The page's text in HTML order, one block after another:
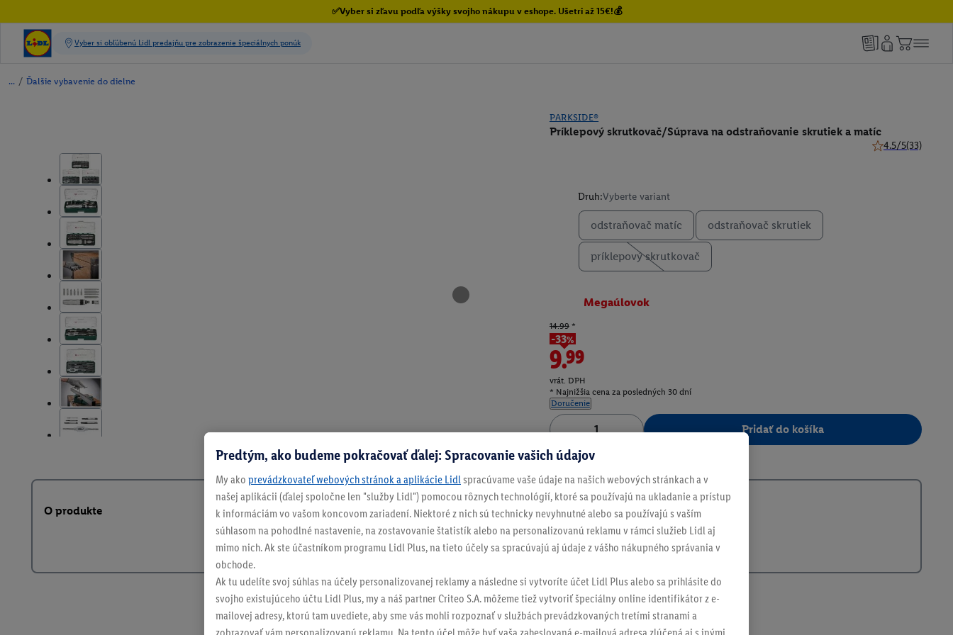
✅Vyber si zľavu podľa výšky svojho nákupu v eshope. Ušetri až 15€!💰
/ Ďalšie vybavenie do dielne
PARKSIDE®
Príklepový skrutkovač/Súprava na odstraňovanie skrutiek a matíc
4.5/5(33)
Druh:Vyberte variant
odstraňovač matíc odstraňovač skrutiek
príklepový skrutkovač
Megaúlovok
14.99*
-33%
9.99
vrát. DPH
* Najnižšia cena za posledných 30 dní
Doručenie
Pridať do košíka
Číslo produktu:
O produkte
Predtým, ako budeme pokračovať ďalej: Spracovanie vašich údajov
My ako prevádzkovateľ webových stránok a aplikácie Lidl spracúvame vaše údaje na našich webových stránkach a v
našej aplikácii (ďalej spoločne len "služby Lidl") pomocou rôznych technológií, ktoré sa používajú na ukladanie a prístup
k informáciám vo vašom koncovom zariadení. Niektoré z nich sú technicky nevyhnutné alebo sa používajú s vaším
súhlasom na pohodlné nastavenie, na zostavovanie štatistík alebo na personalizovanú reklamu v rámci služieb Lidl aj
mimo nich. Ak ste účastníkom programu Lidl Plus, na tieto účely sa spracúvajú aj údaje z vášho nákupného správania v
obchode.
Ak tu udelíte svoj súhlas na účely personalizovanej reklamy a následne si vytvoríte účet Lidl Plus alebo sa prihlásite do
svojho existujúceho účtu Lidl Plus, my a náš partner Criteo S.A. môžeme tiež vytvoriť špeciálny online identifikátor z e-
mailovej adresy, ktorú tam uvediete, aby sme vás mohli rozpoznať v službách prevádzkovaných tretími stranami a